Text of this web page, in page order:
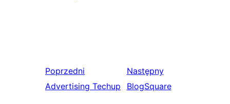
Poprzedni
Advertising Techup
Następny
BlogSquare